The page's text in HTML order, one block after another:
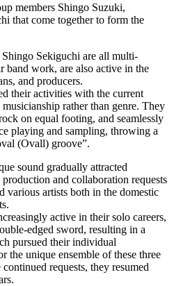
members Shingo Suzuki,
that come together to form the
Sekiguchi are all multi-
band work, are also active in the
and producers.
their activities with the current
rather than genre. They
on equal footing, and seamlessly
playing and sampling, throwing a
(Ovall) groove”.
sound gradually attracted
and collaboration requests
various artists both in the domestic
active in their solo careers,
edged sword, resulting in a
pursued their individual
the unique ensemble of these three
requests, they resumed